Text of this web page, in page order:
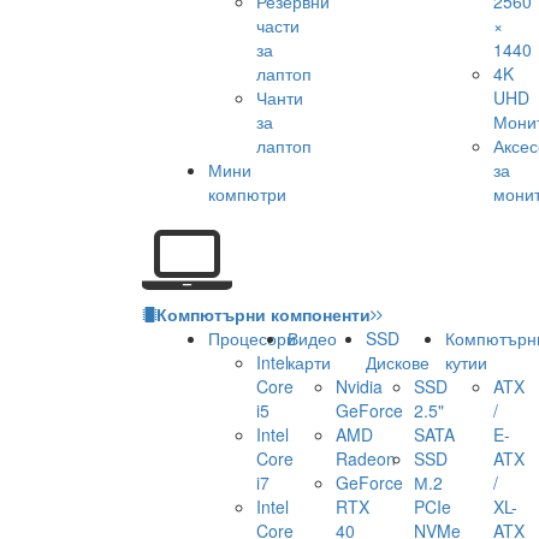
части
за
лаптоп
Чанти
за
лаптоп
Мини
компютри
×
1440
4K
UHD
за
Компютърни компоненти
Процесори
Intel
Core
i5
Intel
Core
i7
Intel
Core
Видео
карти
Nvidia
GeForce
AMD
Radeon
GeForce
RTX
40
SSD
Дискове
SSD
2.5"
SATA
SSD
М.2
PCIe
NVMe
кутии
ATX
/
E-
ATX
/
XL-
ATX